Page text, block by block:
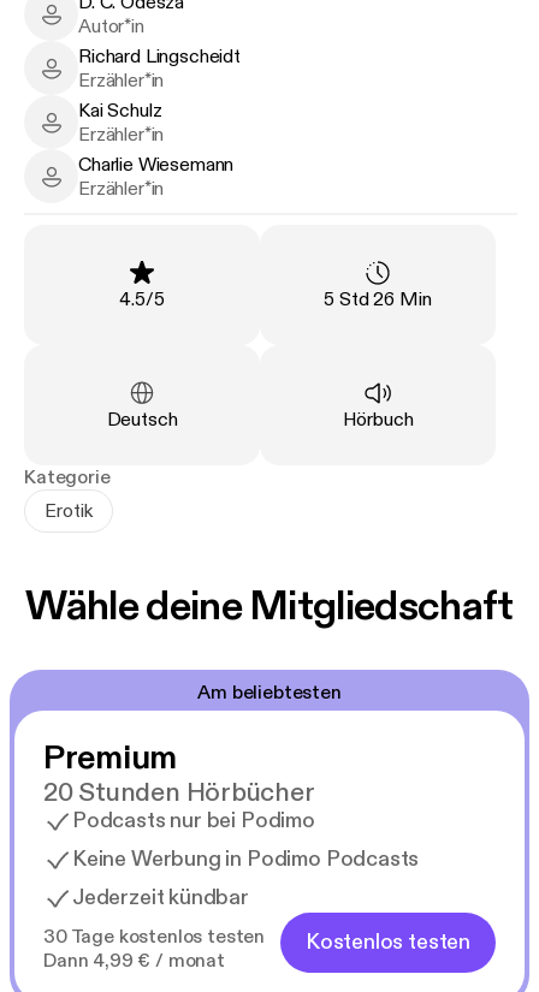
ein Sturm ungeahnt über sie herein, da unerwartet
jemand vor der Tür steht, mit dem sie nicht
gerechnet hat. Wird Adriana ihren Mitbewohnern
alles über sich erzählen? Oder ist es bereits zu spät
dafür? Dies ist der zweite Band der neuen
mitreißenden Romanreihe von D.C. Odesza. Zudem
enthält die Reihe spicy-Szenen, eine starke
D. C. Odesza - Author
Autor*in
Richard Lingscheidt - Narrator
Richard Lingscheidt
Erzähler*in
Kai Schulz - Narrator
Kai Schulz
Erzähler*in
Charlie Wiesemann - Narrator
Charlie Wiesemann
Erzähler*in
Bewertung
4.5/5 Länge:
5 Std 26 Min
Sprache:
Deutsch Art:
Hörbuch
Kategorie
Erotik
Wähle deine Mitgliedschaft
Am beliebtesten
Premium
20 Stunden Hörbücher
Podcasts nur bei Podimo
Keine Werbung in Podimo Podcasts
Jederzeit kündbar
30 Tage kostenlos testen
Dann 4,99 € / monat
Kostenlos testen